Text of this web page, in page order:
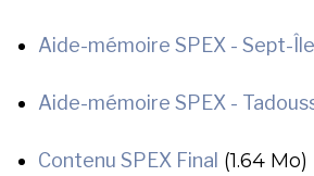
Aide-mémoire SPEX - Sept-
Aide-mémoire SPEX -
Contenu SPEX Final (1.64 Mo)